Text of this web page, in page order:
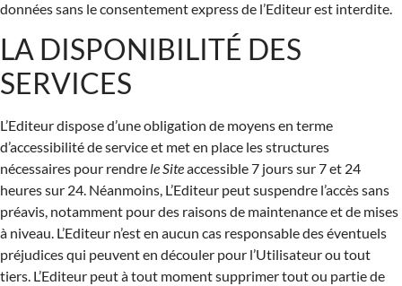
données sans le consentement express de l’Editeur est interdite.
LA DISPONIBILITÉ DES
SERVICES
L’Editeur dispose d’une obligation de moyens en terme
d’accessibilité de service et met en place les structures
nécessaires pour rendre le Siteaccessible 7 jours sur 7 et 24
heures sur 24. Néanmoins, L’Editeur peut suspendre l’accès sans
préavis, notamment pour des raisons de maintenance et de mises
à niveau. L’Editeur n’est en aucun cas responsable des éventuels
préjudices qui peuvent en découler pour l’Utilisateur ou tout
tiers. L’Editeur peut à tout moment supprimer tout ou partie de